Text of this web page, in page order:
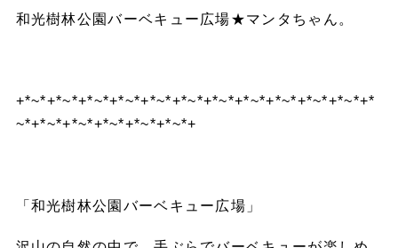
和光樹林公園バーベキュー広場★マンタちゃん。
+*~*+*~*+*~*+*~*+*~*+*~*+*~*+*~*+*~*+*~*+*~*+*
~*+*~*+*~*+*~*+*~*+*~*+
「和光樹林公園バーベキュー広場」